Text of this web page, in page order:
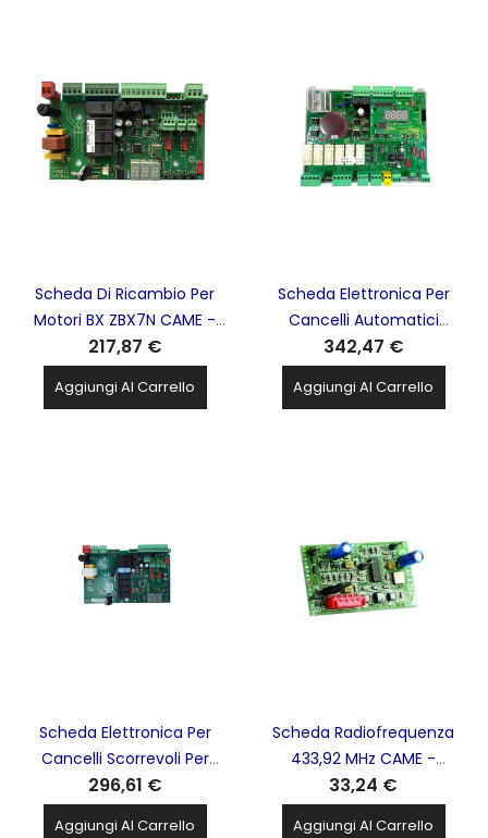
Scheda Di Ricambio Per
Motori BX ZBX7N CAME -
88001-0065
217,87 €
Aggiungi Al Carrello
Scheda Elettronica Per
Cancelli Automatici
Quadro Comando
ZL19CAME - 3199ZL19N
342,47 €
Aggiungi Al Carrello
Scheda Elettronica Per
Cancelli Scorrevoli Per
Motore ZBK CAME - 88001-
0063
296,61 €
Aggiungi Al Carrello
Scheda Radiofrequenza
433,92 MHz CAME -
001AF43S
33,24 €
Aggiungi Al Carrello